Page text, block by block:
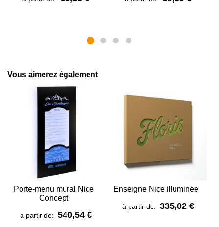
Vous aimerez également
Porte-menu mural Nice
Concept
à partir de: 540,54 €
Enseigne Nice illuminée
à partir de: 335,02 €